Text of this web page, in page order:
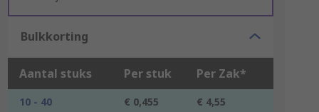
Bulkkorting
Aantal stuks Per stuk Per Zak*
10 - 40 € 0,455
€ 4,55